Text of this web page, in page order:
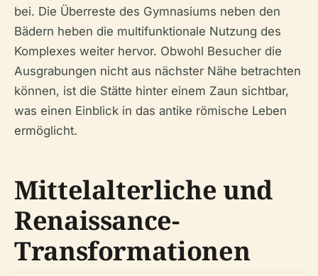
bei. Die Überreste des Gymnasiums neben den
Bädern heben die multifunktionale Nutzung des
Komplexes weiter hervor. Obwohl Besucher die
Ausgrabungen nicht aus nächster Nähe betrachten
können, ist die Stätte hinter einem Zaun sichtbar,
was einen Einblick in das antike römische Leben
ermöglicht.
Mittelalterliche und
Renaissance-
Transformationen